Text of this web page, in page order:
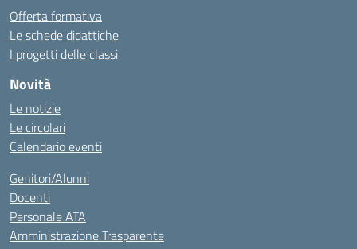
Offerta formativa
Le schede didattiche
I progetti delle classi
Novità
Le notizie
Le circolari
Calendario eventi
Genitori/Alunni
Docenti
Personale ATA
Amministrazione Trasparente